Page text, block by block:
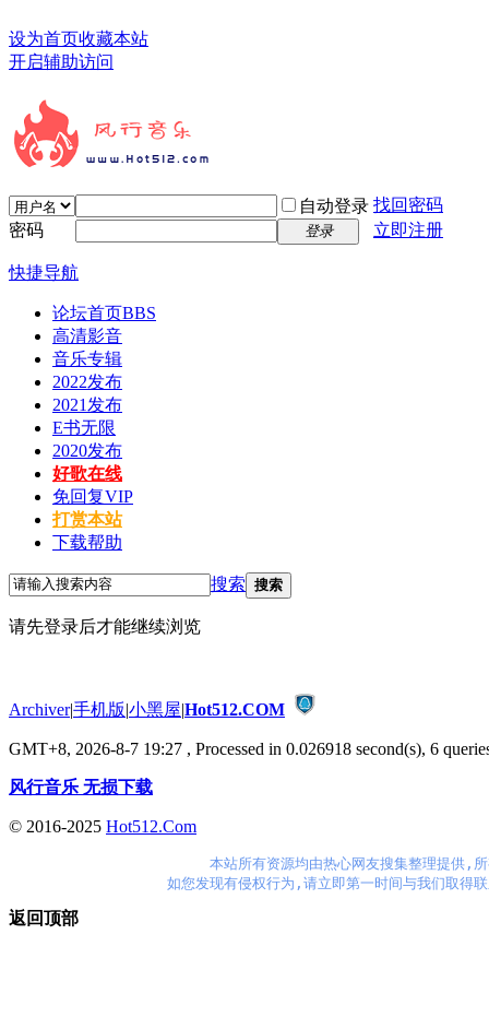
设为首页收藏本站
开启辅助访问
自动登录 找回密码
密码
登录 立即注册
快捷导航
论坛首页BBS
高清影音
音乐专辑
2022发布
2021发布
E书无限
2020发布
好歌在线
免回复VIP
打赏本站
下载帮助
搜索 搜索
请先登录后才能继续浏览
Archiver|手机版|小黑屋|Hot512.COM
GMT+8, 2026-8-7 19:27 , Processed in 0.026918 second(s), 6
风行音乐 无损下载
© 2016-2025 Hot512.Com
本站所有资源均由热心网友搜集整理提供,
如您发现有侵权行为,请立即第一时间与我们取得
返回顶部